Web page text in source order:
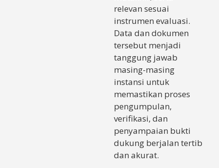
relevan sesuai
instrumen evaluasi.
Data dan dokumen
tersebut menjadi
tanggung jawab
masing-masing
instansi untuk
memastikan proses
pengumpulan,
verifikasi, dan
penyampaian bukti
dukung berjalan tertib
dan akurat.